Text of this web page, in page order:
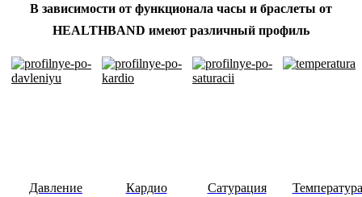
В зависимости от функционала часы и браслеты от
HEALTHBAND имеют различный профиль
Давление Кардио Сатурация Температура